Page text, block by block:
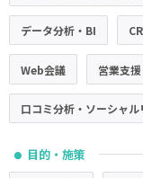
データ分析・BI
Web会議 営業支援
口コミ分析・ソーシャ
● 目的・施策